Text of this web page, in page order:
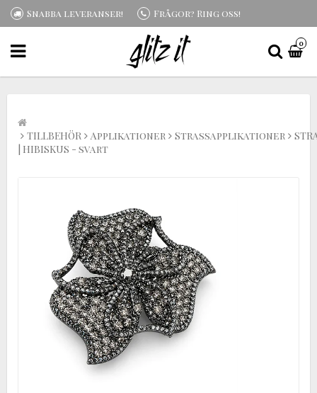
Snabba leveranser! Frågor? Ring oss!
0
TILLBEHÖR Applikationer Strassapplikationer
| HIBISKUS - svart